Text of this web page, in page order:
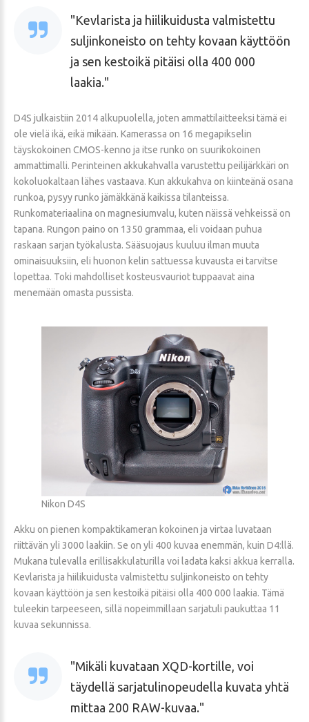
Kevlarista ja hiilikuidusta valmistettu
suljinkoneisto on tehty kovaan käyttöön
ja sen kestoikä pitäisi olla 400 000
laakia.
D4S julkaistiin 2014 alkupuolella, joten ammattilaitteeksi tämä ei
ole vielä ikä, eikä mikään. Kamerassa on 16 megapikselin
täyskokoinen CMOS-kenno ja itse runko on suurikokoinen
ammattimalli. Perinteinen akkukahvalla varustettu peilijärkkäri on
kokoluokaltaan lähes vastaava. Kun akkukahva on kiinteänä osana
runkoa, pysyy runko jämäkkänä kaikissa tilanteissa.
Runkomateriaalina on magnesiumvalu, kuten näissä vehkeissä on
tapana. Rungon paino on 1350 grammaa, eli voidaan puhua
raskaan sarjan työkalusta. Sääsuojaus kuuluu ilman muuta
ominaisuuksiin, eli huonon kelin sattuessa kuvausta ei tarvitse
lopettaa. Toki mahdolliset kosteusvauriot tuppaavat aina
menemään omasta pussista.
Nikon D4S
Akku on pienen kompaktikameran kokoinen ja virtaa luvataan
riittävän yli 3000 laakiin. Se on yli 400 kuvaa enemmän, kuin D4:llä.
Mukana tulevalla erillisakkulaturilla voi ladata kaksi akkua kerralla.
Kevlarista ja hiilikuidusta valmistettu suljinkoneisto on tehty
kovaan käyttöön ja sen kestoikä pitäisi olla 400 000 laakia. Tämä
tuleekin tarpeeseen, sillä nopeimmillaan sarjatuli paukuttaa 11
kuvaa sekunnissa.
Mikäli kuvataan XQD-kortille, voi
täydellä sarjatulinopeudella kuvata yhtä
mittaa 200 RAW-kuvaa.